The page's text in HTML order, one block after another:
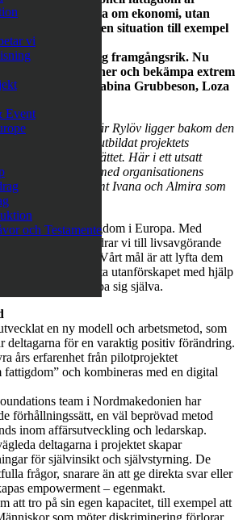
vi
Event
och Testamente
handlar inte bara om ekonomi, utan
att påverka sin egen situation till exempel
har redan visat sig framgångsrik. Nu
vill gå in som partner och bekämpa extrem
med oss, säger Sabina Grubbeson, Loza
ordförande Pär Rylöv ligger bakom den
har bland annat utbildat projektets
förhållningssättet. Här i ett utsatt
tillsammans med organisationens
Grubbeson samt Ivana och Almira som
mot extrem fattigdom i Europa. Med
projekt på plats bidrar vi till livsavgörande
medborgarna. Vårt mål är att lyfta dem
fattigdom, att bryta utanförskapet med hjälp
så att de kan hjälpa sig själva.
en ny modell och arbetsmetod, som
deltagarna för en varaktig positiv förändring.
års erfarenhet från pilotprojektet
och kombineras med en digital
team i Nordmakedonien har
förhållningssätt, en väl beprövad metod
inom affärsutveckling och ledarskap.
deltagarna i projektet skapar
för självinsikt och självstyrning. De
frågor, snarare än att ge direkta svar eller
empowerment – egenmakt.
att tro på sin egen kapacitet, till exempel att
som möter diskriminering förlorar